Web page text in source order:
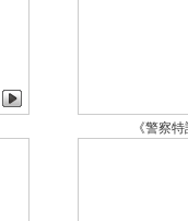
《警察